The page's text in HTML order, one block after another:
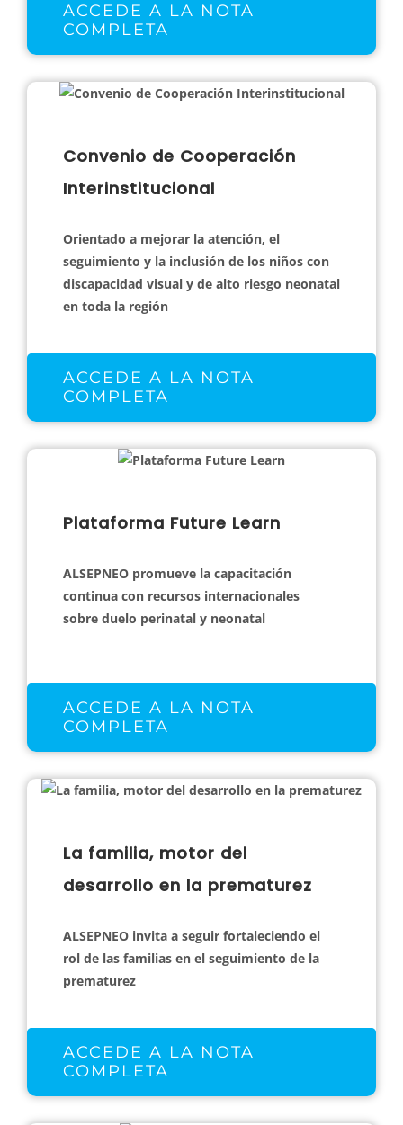
ACCEDE A LA NOTA
COMPLETA
Convenio de Cooperación
Interinstitucional
Orientado a mejorar la atención, el
seguimiento y la inclusión de los niños con
discapacidad visual y de alto riesgo neonatal
en toda la región
ACCEDE A LA NOTA
COMPLETA
Plataforma Future Learn
ALSEPNEO promueve la capacitación
continua con recursos internacionales
sobre duelo perinatal y neonatal
ACCEDE A LA NOTA
COMPLETA
La familia, motor del
desarrollo en la prematurez
ALSEPNEO invita a seguir fortaleciendo el
rol de las familias en el seguimiento de la
prematurez
ACCEDE A LA NOTA
COMPLETA